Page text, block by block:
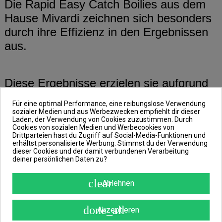
Die Rapid Easy Catch Boilies aus dem
Hause Mivardi zeichnen sich besonders
durch ihre Effizienz in den Ergebnissen
aus.
Diese Ergebnisse erzielen sie aufgrund
langsamer, aber kontinuierlicher
Löslichkeit.
Sorte: Scopex & Cream
Scopex war schon immer der Favoriten
unter uns Anglern, genauso wie Cream.
Warum sollte man diese Geschmäcker
Für eine optimal Performance, eine reibungslose Verwendung
sozialer Medien und aus Werbezwecken empfiehlt dir dieser
Laden, der Verwendung von Cookies zuzustimmen. Durch
Cookies von sozialen Medien und Werbecookies von
Drittparteien hast du Zugriff auf Social-Media-Funktionen und
erhältst personalisierte Werbung. Stimmst du der Verwendung
dieser Cookies und der damit verbundenen Verarbeitung
deiner persönlichen Daten zu?
clearAblehnen
done_all
Akzeptieren